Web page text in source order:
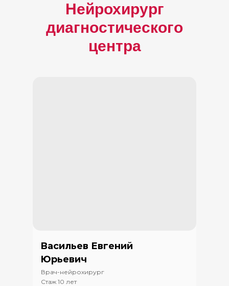
Нейрохирург
диагностического
центра
Врач-нейрохирург
Стаж 10 лет
Васильев Евгений
Юрьевич